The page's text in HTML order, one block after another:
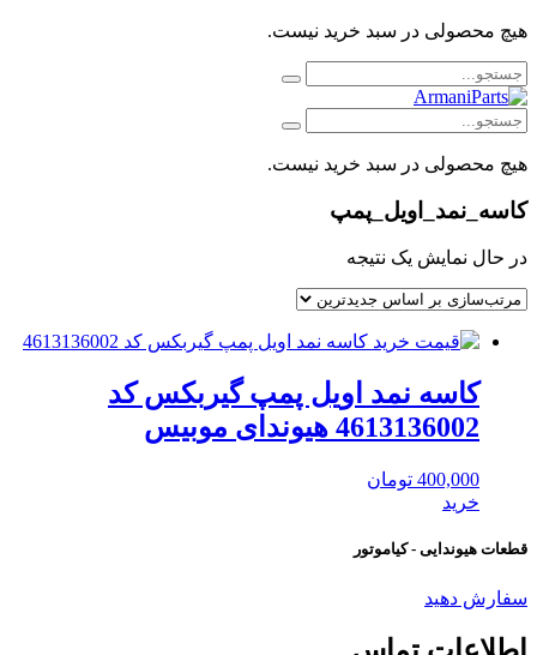
هیچ محصولی در سبد خرید نیست.
هیچ محصولی در سبد خرید نیست.
کاسه_نمد_اویل_پمپ
در حال نمایش یک نتیجه
کاسه نمد اویل پمپ گیربکس کد
4613136002 هیوندای موبیس
400,000 تومان
خرید
قطعات هیوندایی - کیاموتور
سفارش دهید